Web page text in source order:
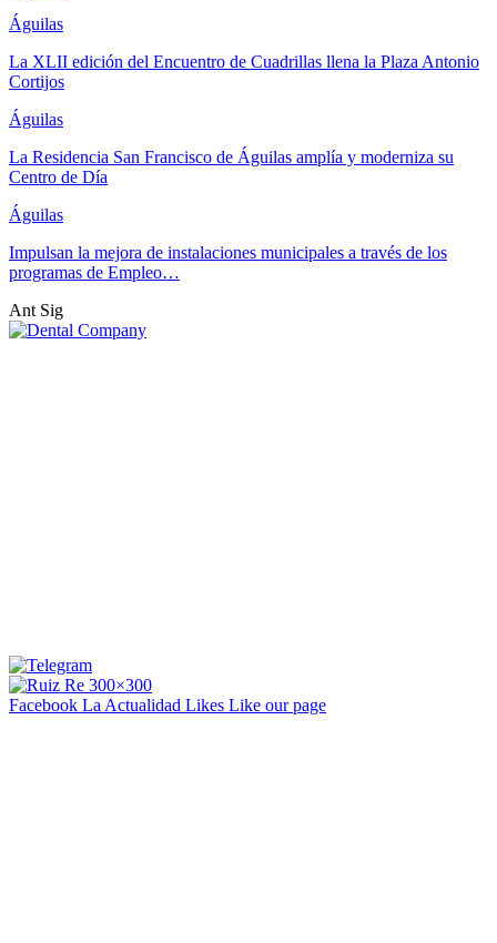
Águilas
La XLII edición del Encuentro de Cuadrillas llena la Plaza Antonio
Cortijos
Águilas
La Residencia San Francisco de Águilas amplía y moderniza su
Centro de Día
Águilas
Impulsan la mejora de instalaciones municipales a través de los
programas de Empleo…
Ant Sig
Facebook La Actualidad Likes Like our page